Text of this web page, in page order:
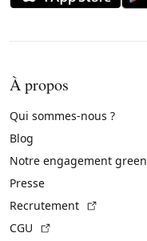
À propos
Qui sommes-nous ?
Blog
Notre engagement green
Presse
Recrutement
CGU